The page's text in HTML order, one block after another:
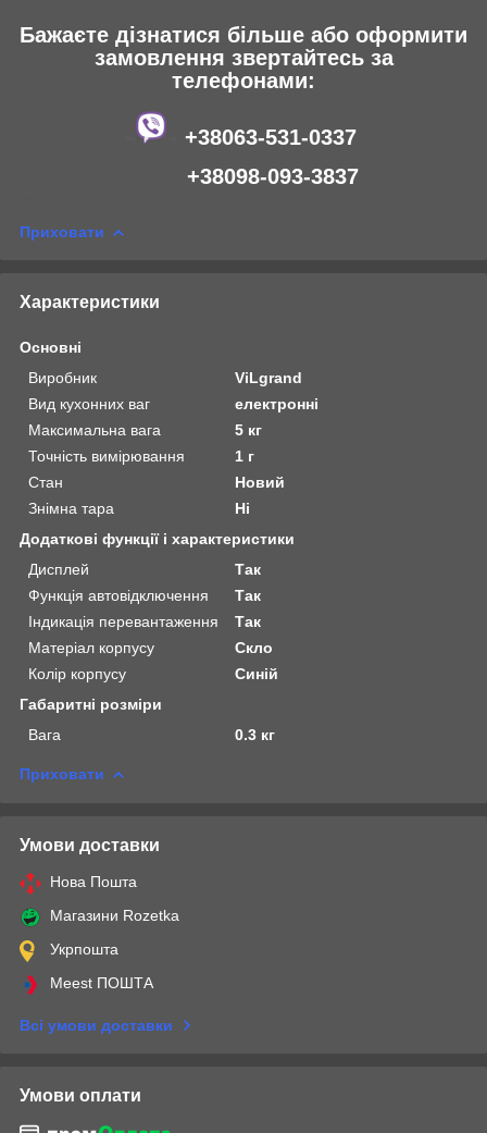
Бажаєте дізнатися більше або оформити
замовлення звертайтесь за
телефонами:
+38063-531-0337
+38098-093-3837
Приховати
Характеристики
Основні
Виробник
ViLgrand
Вид кухонних ваг
електронні
Максимальна вага
5 кг
Точність вимірювання
1 г
Стан
Новий
Знімна тара
Ні
Додаткові функції і характеристики
Дисплей
Так
Функція автовідключення
Так
Індикація перевантаження
Так
Матеріал корпусу
Скло
Колір корпусу
Синій
Габаритні розміри
Вага
0.3 кг
Приховати
Умови доставки
Нова Пошта
Магазини Rozetka
Укрпошта
Meest ПОШТА
Всі умови доставки
Умови оплати